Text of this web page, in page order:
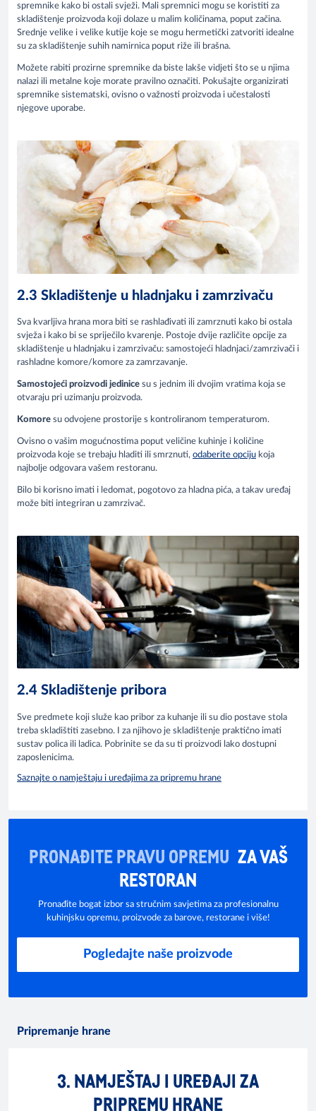
spremnike kako bi ostali svježi. Mali spremnici mogu se koristiti za
skladištenje proizvoda koji dolaze u malim količinama, poput začina.
Srednje velike i velike kutije koje se mogu hermetički zatvoriti idealne
su za skladištenje suhih namirnica poput riže ili brašna.
Možete rabiti prozirne spremnike da biste lakše vidjeti što se u njima
nalazi ili metalne koje morate pravilno označiti. Pokušajte organizirati
spremnike sistematski, ovisno o važnosti proizvoda i učestalosti
njegove uporabe.
2.3 Skladištenje u hladnjaku i zamrzivaču
Sva kvarljiva hrana mora biti se rashlađivati ili zamrznuti kako bi ostala
svježa i kako bi se spriječilo kvarenje. Postoje dvije različite opcije za
skladištenje u hladnjaku i zamrzivaču: samostojeći hladnjaci/zamrzivači i
rashladne komore/komore za zamrzavanje.
Samostojeći proizvodi jedinice su s jednim ili dvojim vratima koja se
otvaraju pri uzimanju proizvoda.
Komore su odvojene prostorije s kontroliranom temperaturom.
Ovisno o vašim mogućnostima poput veličine kuhinje i količine
proizvoda koje se trebaju hladiti ili smrznuti, odaberite opciju koja
najbolje odgovara vašem restoranu.
Bilo bi korisno imati i ledomat, pogotovo za hladna pića, a takav uređaj
može biti integriran u zamrzivač.
2.4 Skladištenje pribora
Sve predmete koji služe kao pribor za kuhanje ili su dio postave stola
treba skladištiti zasebno. I za njihovo je skladištenje praktično imati
sustav polica ili ladica. Pobrinite se da su ti proizvodi lako dostupni
zaposlenicima.
Saznajte o namještaju i uređajima za pripremu hrane
PRONAĐITE PRAVU OPREMU ZA VAŠ
RESTORAN
Pronađite bogat izbor sa stručnim savjetima za profesionalnu
kuhinjsku opremu, proizvode za barove, restorane i više!
Pogledajte naše proizvode
Pripremanje hrane
3. NAMJEŠTAJ I UREĐAJI ZA
PRIPREMU HRANE